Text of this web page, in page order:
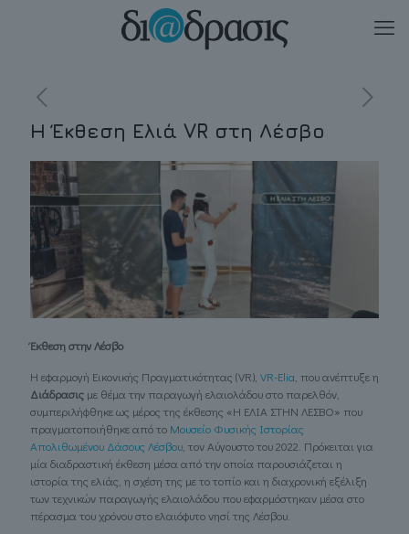
Η Έκθεση Ελιά VR στη Λέσβο
Έκθεση στην Λέσβο
Η εφαρμογή Εικονικής Πραγματικότητας (VR), VR-Elia , που ανέπτυξε η
Διάδρασις με θέμα την παραγωγή ελαιολάδου στο παρελθόν,
συμπεριλήφθηκε ως μέρος της έκθεσης «Η ΕΛΙΑ ΣΤΗΝ ΛΕΣΒΟ» που
πραγματοποιήθηκε από το Μουσείο Φυσικής Ιστορίας
Απολιθωμένου Δάσους Λέσβου , τον Αύγουστο του 2022. Πρόκειται για
μία διαδραστική έκθεση μέσα από την οποία παρουσιάζεται η
ιστορία της ελιάς, η σχέση της με το τοπίο και η διαχρονική εξέλιξη
των τεχνικών παραγωγής ελαιολάδου που εφαρμόστηκαν μέσα στο
πέρασμα του χρόνου στο ελαιόφυτο νησί της Λέσβου.